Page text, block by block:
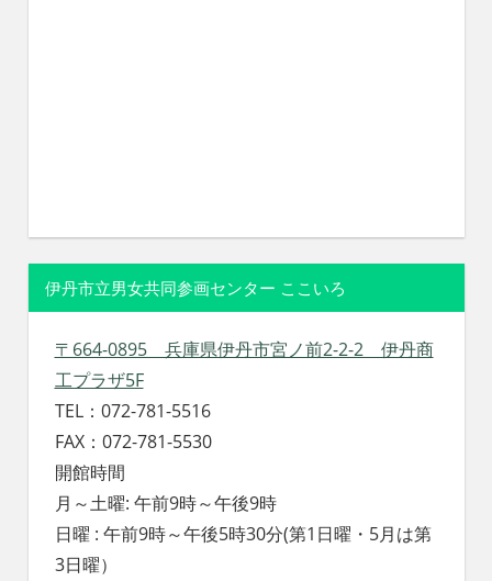
伊丹市立男女共同参画センター ここいろ
〒664-0895 兵庫県伊丹市宮ノ前2-2-2 伊丹商
工プラザ5F
TEL：072-781-5516
FAX：072-781-5530
開館時間
月～土曜: 午前9時～午後9時
日曜 : 午前9時～午後5時30分(第1日曜・5月は第
3日曜）